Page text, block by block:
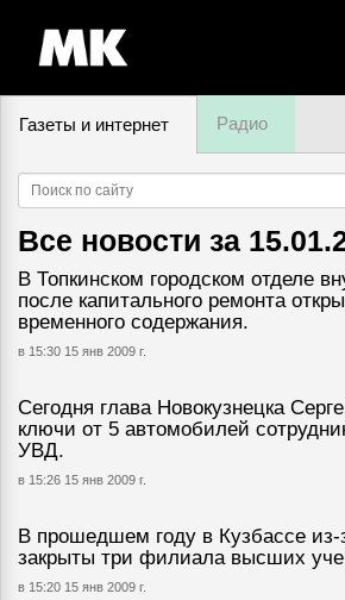
Газеты и интернет Радио
Все новости за
В Топкинском городском отделе
после капитального ремонта
временного содержания.
в 15:30 15 янв 2009 г.
Сегодня глава Новокузнецка
ключи от 5 автомобилей
УВД.
в 15:26 15 янв 2009 г.
В прошедшем году в Кузбассе
закрыты три филиала высших
в 15:20 15 янв 2009 г.